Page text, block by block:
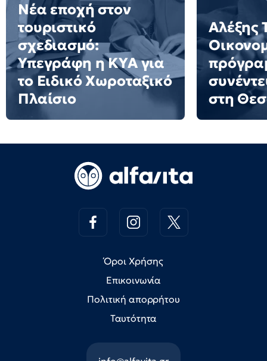
Νέα εποχή στον
τουριστικό
σχεδιασμό:
Υπεγράφη η ΚΥΑ για
το Ειδικό Χωροταξικό
Πλαίσιο
Αλέξης
στη
Όροι Χρήσης
Επικοινωνία
Πολιτική απορρήτου
Ταυτότητα